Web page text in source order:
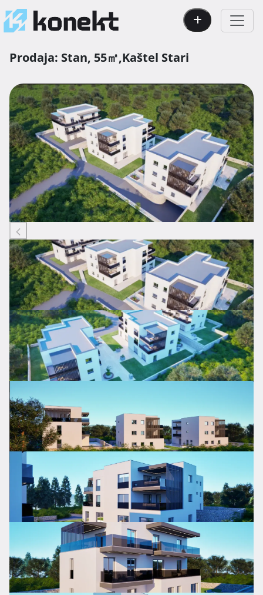
Prodaja: Stan, 55㎡,Kaštel Stari